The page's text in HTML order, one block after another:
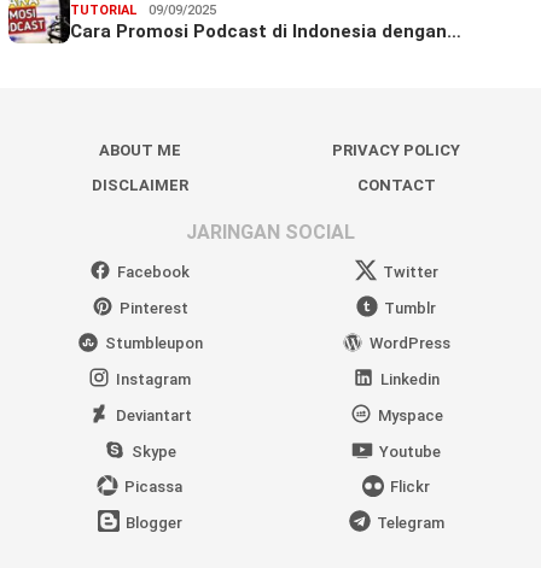
TUTORIAL
09/09/2025
Cara Promosi Podcast di Indonesia dengan…
ABOUT ME
PRIVACY POLICY
DISCLAIMER
CONTACT
JARINGAN SOCIAL
Facebook
Twitter
Pinterest
Tumblr
Stumbleupon
WordPress
Instagram
Linkedin
Deviantart
Myspace
Skype
Youtube
Picassa
Flickr
Blogger
Telegram